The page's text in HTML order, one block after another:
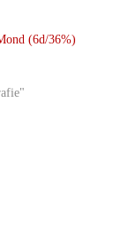
(6d/36%)